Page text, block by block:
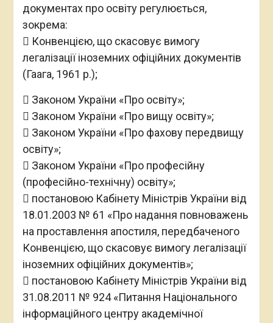
документах про освіту регулюється,
зокрема:
 Конвенцією, що скасовує вимогу
легалізації іноземних офіційних документів
(Гаага, 1961 р.);
 Законом України «Про освіту»;
 Законом України «Про вищу освіту»;
 Законом України «Про фахову передвищу
освіту»;
 Законом України «Про професійну
(професійно-технічну) освіту»;
 постановою Кабінету Міністрів України від
18.01.2003 № 61 «Про надання повноважень
на проставлення апостиля, передбаченого
Конвенцією, що скасовує вимогу легалізації
іноземних офіційних документів»;
 постановою Кабінету Міністрів України від
31.08.2011 № 924 «Питання Національного
інформаційного центру академічної